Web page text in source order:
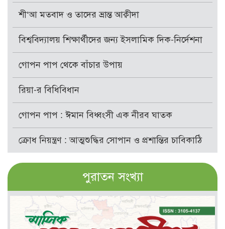
শী‘আ মতবাদ ও তাদের ভ্রান্ত আক্বীদা
বিশ্ববিদ্যালয় শিক্ষার্থীদের জন্য ইসলামিক দিক-নির্দেশনা
গোপন পাপ থেকে বাঁচার উপায়
রিয়া-র বিধিবিধান
গোপন পাপ : ঈমান বিধ্বংসী এক নীরব ঘাতক
ক্রোধ নিয়ন্ত্রণ : আত্মশুদ্ধির সোপান ও প্রশান্তির চাবিকাঠি
পুরাতন সংখ্যা